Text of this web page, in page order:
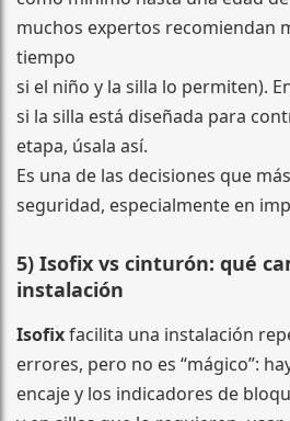
muchos expertos recomiendan
tiempo
si el niño y la silla lo permiten).
si la silla está diseñada para
etapa, úsala así.
Es una de las decisiones que
seguridad, especialmente en
5) Isofix vs cinturón: qué
instalación
Isofixfacilita una instalación
errores, pero no es “mágico”:
encaje y los indicadores de